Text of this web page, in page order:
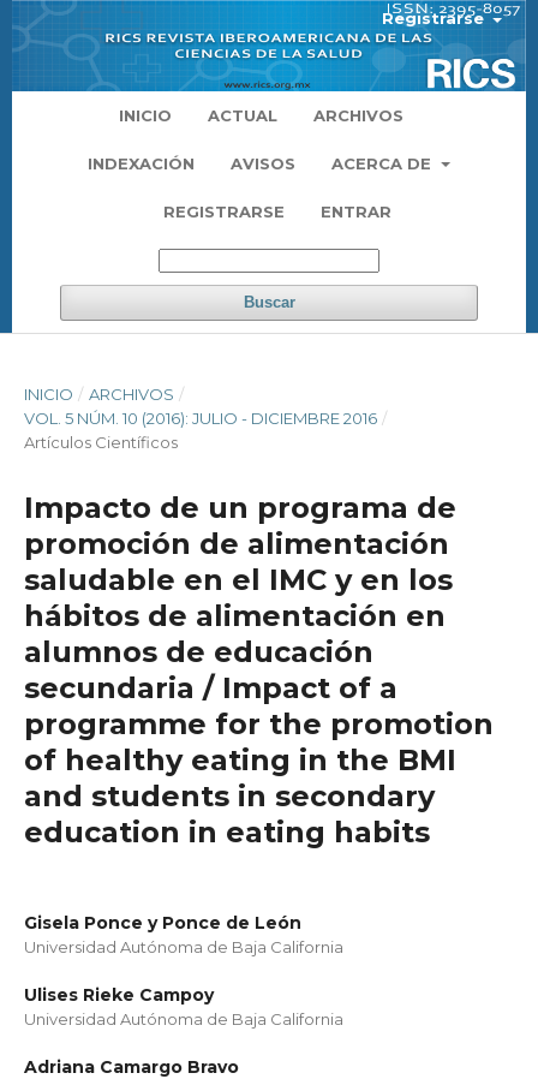
INICIO ACTUAL ARCHIVOS
INDEXACIÓN AVISOS ACERCA DE
REGISTRARSE ENTRAR
Buscar
Registrarse
INICIO / ARCHIVOS /
VOL. 5 NÚM. 10 (2016): JULIO - DICIEMBRE 2016 /
Artículos Científicos
Impacto de un programa de
promoción de alimentación
saludable en el IMC y en los
hábitos de alimentación en
alumnos de educación
secundaria / Impact of a
programme for the promotion
of healthy eating in the BMI
and students in secondary
education in eating habits
Gisela Ponce y Ponce de León
Universidad Autónoma de Baja California
Ulises Rieke Campoy
Universidad Autónoma de Baja California
Adriana Camargo Bravo